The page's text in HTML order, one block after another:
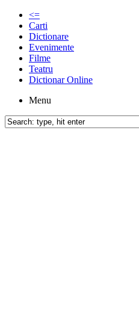
<=
Carti
Dictionare
Evenimente
Filme
Teatru
Dictionar Online
Menu